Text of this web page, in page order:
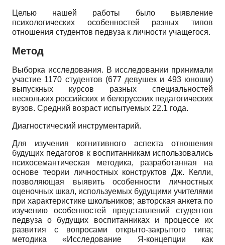
Целью нашей работы было выявление
психологических особенностей разных типов
отношения студентов педвуза к личности учащегося.
Метод
Выборка исследования. В исследовании принимали
участие 1170 студентов (677 девушек и 493 юноши)
выпускных курсов разных специальностей
нескольких российских и белорусских педагогических
вузов. Средний возраст испытуемых 22.1 года.
Диагностический инструментарий.
Для изучения когнитивного аспекта отношения
будущих педагогов к воспитанникам использовались
психосемантиче­ская методика, разработанная на
основе теории личностных конструктов Дж. Келли,
позволяющая выявить особенности личностных
оценочных шкал, используемых будущими учителями
при характеристике школьников; авторская анкета по
изучению особенностей представлений студентов
педвуза о будущих воспитанниках и процессе их
развития с вопросами открыто-закрытого типа;
методика «Исследование Я-концепции как